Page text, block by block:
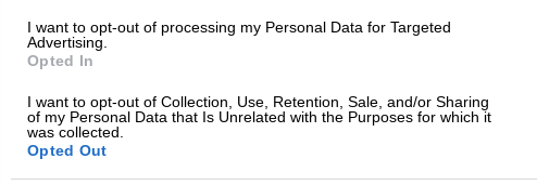
I want to opt-out of processing my Personal Data for Targeted
Advertising.
Opted In
I want to opt-out of Collection, Use, Retention, Sale, and/or Sharing
of my Personal Data that Is Unrelated with the Purposes for which it
was collected.
Opted Out
«Πυρά» Παππά κατά Τσίπρα και
Φάμελλου: «Να αναστρέψουμε την
Απευθυνόμενος στη βάση του